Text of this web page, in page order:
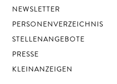
NEWSLETTER
PERSONENVERZEICHNIS
STELLENANGEBOTE
PRESSE
KLEINANZEIGEN